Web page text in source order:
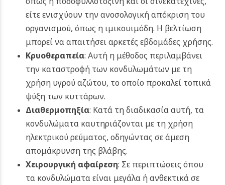
είτε ενισχύουν την ανοσολογική απόκριση του
οργανισμού, όπως η ιμικουιμόδη. Η βελτίωση
μπορεί να απαιτήσει αρκετές εβδομάδες χρήσης.
Κρυοθεραπεία: Αυτή η μέθοδος περιλαμβάνει
την καταστροφή των κονδυλωμάτων με τη
χρήση υγρού αζώτου, το οποίο προκαλεί τοπικά
ψύξη των κυττάρων.
Διαθερμοπηξία: Κατά τη διαδικασία αυτή, τα
κονδυλώματα καυτηριάζονται με τη χρήση
ηλεκτρικού ρεύματος, οδηγώντας σε άμεση
απομάκρυνση της βλάβης.
Χειρουργική αφαίρεση: Σε περιπτώσεις όπου
τα κονδυλώματα είναι μεγάλα ή ανθεκτικά σε